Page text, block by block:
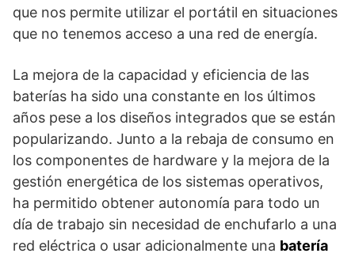
que nos permite utilizar el portátil en situaciones
que no tenemos acceso a una red de energía.
La mejora de la capacidad y eficiencia de las
baterías ha sido una constante en los últimos
años pese a los diseños integrados que se están
popularizando. Junto a la rebaja de consumo en
los componentes de hardware y la mejora de la
gestión energética de los sistemas operativos,
ha permitido obtener autonomía para todo un
día de trabajo sin necesidad de enchufarlo a una
red eléctrica o usar adicionalmente una batería